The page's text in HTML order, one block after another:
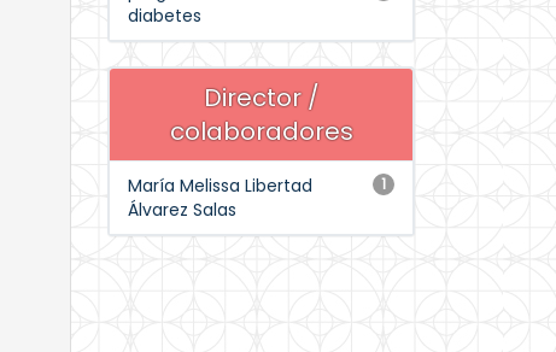
diabetes
Director /
colaboradores
1
María Melissa Libertad
Álvarez Salas